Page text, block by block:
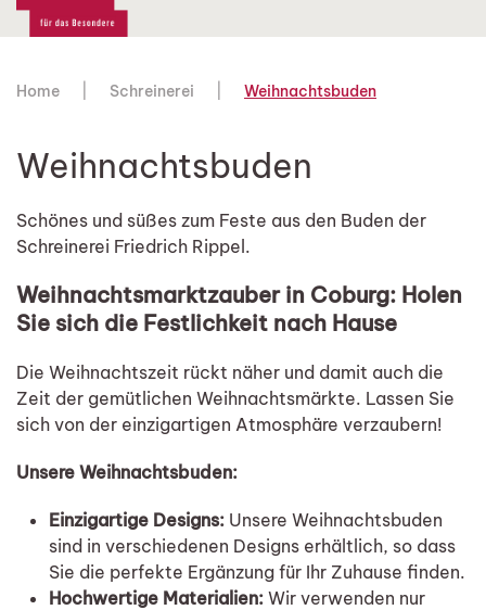
Home Schreinerei Weihnachtsbuden
Weihnachtsbuden
Schönes und süßes zum Feste aus den Buden der
Schreinerei Friedrich Rippel.
Weihnachtsmarktzauber in Coburg: Holen
Sie sich die Festlichkeit nach Hause
Die Weihnachtszeit rückt näher und damit auch die
Zeit der gemütlichen Weihnachtsmärkte. Lassen Sie
sich von der einzigartigen Atmosphäre verzaubern!
Unsere Weihnachtsbuden:
Einzigartige Designs: Unsere Weihnachtsbuden
sind in verschiedenen Designs erhältlich, so dass
Sie die perfekte Ergänzung für Ihr Zuhause finden.
Hochwertige Materialien: Wir verwenden nur